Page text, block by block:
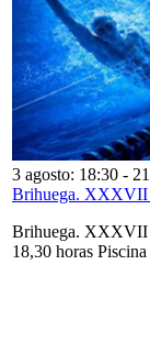
3 agosto: 18:30 -
Brihuega. XXXVII
Brihuega. XXXVII
18,30 horas